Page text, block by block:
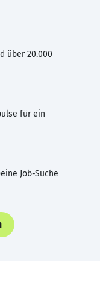
über 20.000
für ein
Job-Suche